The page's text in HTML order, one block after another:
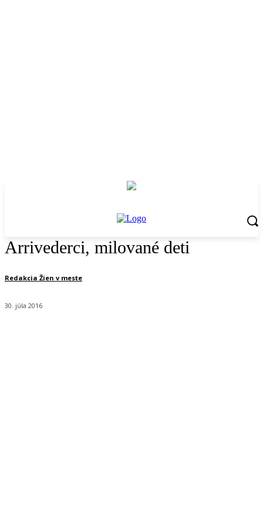
Arrivederci, milované deti
Redakcia Žien v meste
30. júla 2016